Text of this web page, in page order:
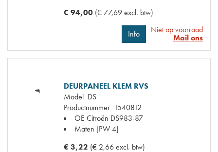
€ 94,00 (€ 77,69 excl. btw)
Info
Niet op voorraad
Mail ons
DEURPANEEL KLEM RVS
Model DS
Productnummer 1540812
OE Citroën DS983-87
Maten [PW 4]
€ 3,22 (€ 2,66 excl. btw)